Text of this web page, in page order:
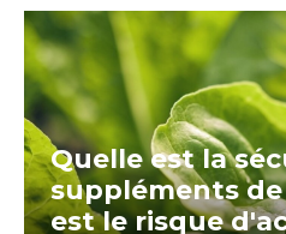
Quelle est la
suppléments
est le risque